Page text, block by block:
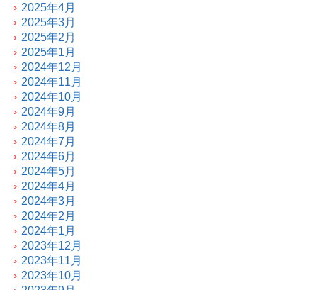
2025年4月
2025年3月
2025年2月
2025年1月
2024年12月
2024年11月
2024年10月
2024年9月
2024年8月
2024年7月
2024年6月
2024年5月
2024年4月
2024年3月
2024年2月
2024年1月
2023年12月
2023年11月
2023年10月